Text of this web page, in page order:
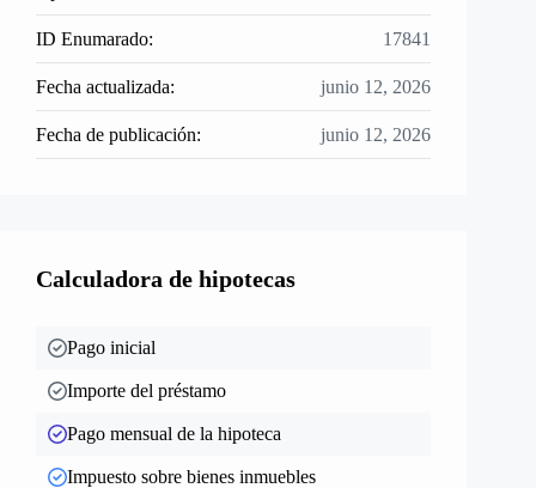
ID Enumarado: 17841
Fecha actualizada: junio 12, 2026
Fecha de publicación: junio 12, 2026
Calculadora de hipotecas
Pago inicial
Importe del préstamo
Pago mensual de la hipoteca
Impuesto sobre bienes inmuebles